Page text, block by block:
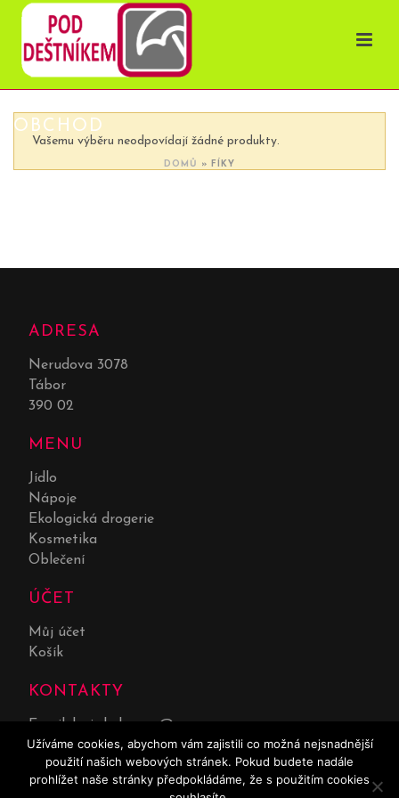
OBCHOD
DOMŮ » FÍKY
Vašemu výběru neodpovídají žádné produkty.
ADRESA
Nerudova 3078
Tábor
390 02
MENU
Jídlo
Nápoje
Ekologická drogerie
Kosmetika
Oblečení
ÚČET
Můj účet
Košík
KONTAKTY
Email: lucie.kolarova@seznam.cz
Telefon:732 551 669
Užíváme cookies, abychom vám zajistili co možná nejsnadnější
použití našich webových stránek. Pokud budete nadále
prohlížet naše stránky předpokládáme, že s použitím cookies